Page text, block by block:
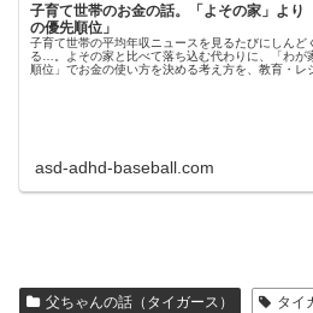
子育て世帯のお金の話。「よその家」より
の優先順位」
子育て世帯の平均年収ニュースを見るたびにしんど
る…。よその家と比べて落ち込む代わりに、「わが
順位」でお金の使い方を決める考え方を、教育・レ
asd-adhd-baseball.com
父ちゃんの話（タイガース） タイ